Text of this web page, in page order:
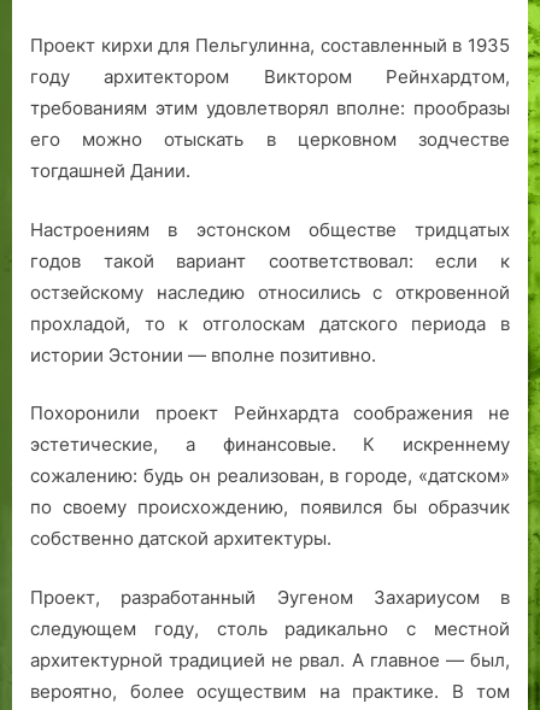
Проект кирхи для Пельгулинна, составленный в 1935
году архитектором Виктором Рейнхардтом,
требованиям этим удовлетворял вполне: прообразы
его можно отыскать в церковном зодчестве
тогдашней Дании.
Настроениям в эстонском обществе тридцатых
годов такой вариант соответствовал: если к
остзейскому наследию относились с откровенной
прохладой, то к отголоскам датского периода в
истории Эстонии — вполне позитивно.
Похоронили проект Рейнхардта соображения не
эстетические, а финансовые. К искреннему
сожалению: будь он реализован, в городе, «датском»
по своему происхождению, появился бы образчик
собственно датской архитектуры.
Проект, разработанный Эугеном Захариусом в
следующем году, столь радикально с местной
архитектурной традицией не рвал. А главное — был,
вероятно, более осуществим на практике. В том